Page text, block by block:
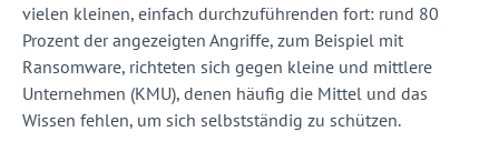
vielen kleinen, einfach durchzuführenden fort: rund 80
Prozent der angezeigten Angriffe, zum Beispiel mit
Ransomware, richteten sich gegen kleine und mittlere
Unterneh­men (KMU), denen häufig die Mittel und das
Wissen fehlen, um sich selbstständig zu schützen.